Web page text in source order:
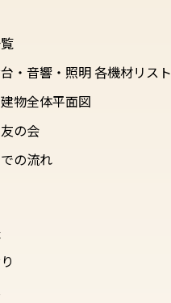
・音響・照明各機材リスト
物全体平面図
の会
の流れ